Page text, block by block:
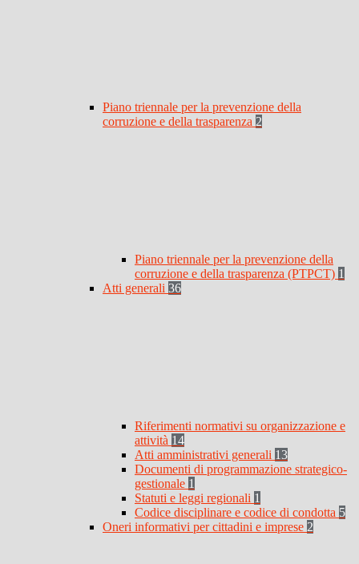
Piano triennale per la prevenzione della
corruzione e della trasparenza 2
Piano triennale per la prevenzione della
corruzione e della trasparenza (PTPCT) 1
Atti generali 36
Riferimenti normativi su organizzazione e
attività 14
Atti amministrativi generali 13
Documenti di programmazione strategico-
gestionale 1
Statuti e leggi regionali 1
Codice disciplinare e codice di condotta 5
Oneri informativi per cittadini e imprese 2